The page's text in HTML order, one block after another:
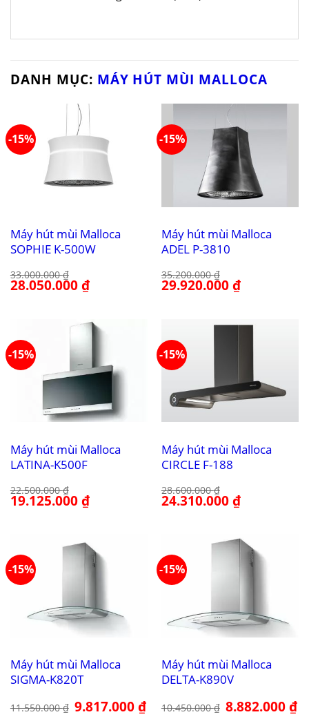
DANH MỤC: MÁY HÚT MÙI MALLOCA
-15%
Máy hút mùi Malloca
SOPHIE K-500W
33.000.000₫
Giá
gốc
28.050.000₫Giá
hiện
28.050.000 ₫.
-15%
Máy hút mùi Malloca
ADEL P-3810
35.200.000₫
Giá
gốc
29.920.000₫Giá
hiện
-15%
Máy hút mùi Malloca
LATINA-K500F
22.500.000₫
Giá
gốc
19.125.000₫Giá
hiện
-15%
Máy hút mùi Malloca
CIRCLE F-188
28.600.000₫
Giá
gốc
24.310.000₫Giá
hiện
-15%
Máy hút mùi Malloca
SIGMA-K820T
11.550.000₫ Giá
gốc
9.817.000₫Giá
hiện
-15%
Máy hút mùi Malloca
DELTA-K890V
10.450.000₫ Giá
gốc
8.882.000₫